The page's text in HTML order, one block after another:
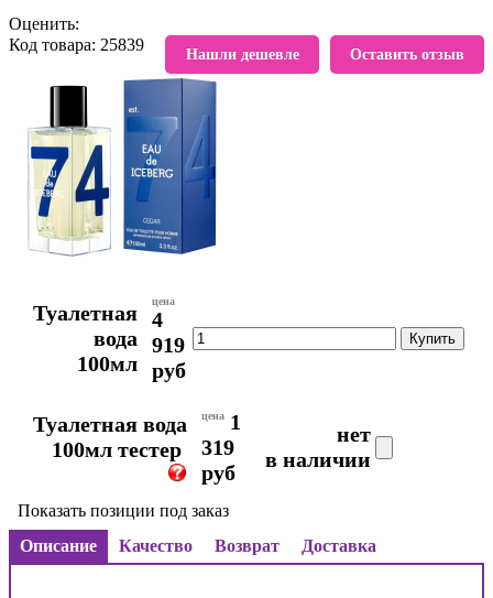
Оставить отзыв
Нашли дешевле
Оценить:
Код товара: 25839
В избранное
Туалетная
вода
100мл
цена
4
919
руб
Туалетная вода
100мл тестер
цена 1
319
руб
нет
в наличии
Показать позиции под заказ
Описание
Качество Возврат Доставка